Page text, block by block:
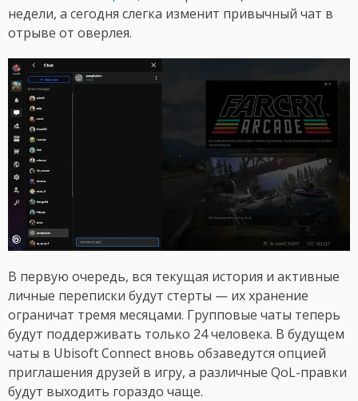
недели, а сегодня слегка изменит привычный чат в
отрыве от оверлея.
В первую очередь, вся текущая история и активные
личные переписки будут стерты — их хранение
ограничат тремя месяцами. Групповые чаты теперь
будут поддерживать только 24 человека. В будущем
чаты в Ubisoft Connect вновь обзаведутся опцией
приглашения друзей в игру, а различные QoL-правки
будут выходить гораздо чаще.